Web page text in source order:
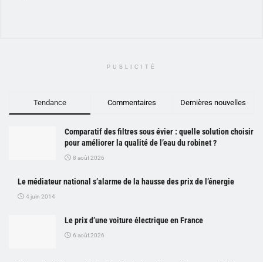
PUBLICITÉ
Tendance Commentaires Dernières nouvelles
Comparatif des filtres sous évier : quelle solution choisir
pour améliorer la qualité de l’eau du robinet ?
8 août 2026
Le médiateur national s’alarme de la hausse des prix de l’énergie
4 juin 2014
Le prix d’une voiture électrique en France
6 août 2026